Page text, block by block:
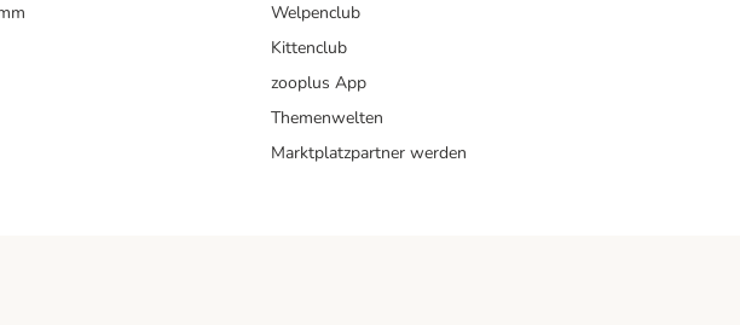
Welpenclub
Kittenclub
zooplus App
Themenwelten
Marktplatzpartner werden